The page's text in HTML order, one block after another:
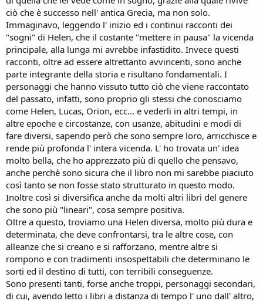
ciò che è successo nell' antica Grecia, ma non solo.
Immaginavo, leggendo l' inizio ed i continui racconti dei
"sogni" di Helen, che il costante "mettere in pausa" la vicenda
principale, alla lunga mi avrebbe infastidito. Invece questi
racconti, oltre ad essere altrettanto avvincenti, sono anche
parte integrante della storia e risultano fondamentali. I
personaggi che hanno vissuto tutto ciò che viene raccontato
del passato, infatti, sono proprio gli stessi che conosciamo
come Helen, Lucas, Orion, ecc... e vederli in altri tempi, in
altre epoche e circostanze, con usanze, abitudini e modi di
fare diversi, sapendo però che sono sempre loro, arricchisce e
rende più profonda l' intera vicenda. L' ho trovata un' idea
molto bella, che ho apprezzato più di quello che pensavo,
anche perchè sono sicura che il libro non mi sarebbe piaciuto
così tanto se non fosse stato strutturato in questo modo.
Inoltre così si diversifica anche da molti altri libri del genere
che sono più "lineari", cosa sempre positiva.
Oltre a questo, troviamo una Helen diversa, molto più dura e
determinata, che deve confrontarsi, tra le altre cose, con
alleanze che si creano e si rafforzano, mentre altre si
rompono e con tradimenti insospettabili che determinano le
sorti ed il destino di tutti, con terribili conseguenze.
Sono presenti tanti, forse anche troppi, personaggi secondari,
di cui, avendo letto i libri a distanza di tempo l' uno dall' altro,